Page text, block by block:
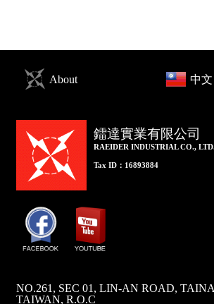
About 中文
鐳達實業有限公司
RAEIDER INDUSTRIAL CO.,
Tax ID：16893884
NO.261, SEC 01, LIN-AN ROAD,
TAIWAN, R.O.C